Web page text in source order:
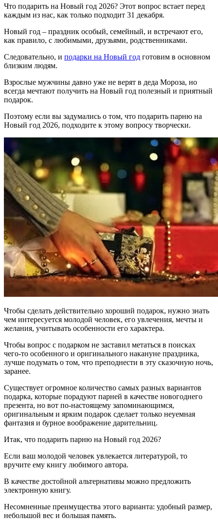
Что подарить на Новый год 2026? Этот вопрос встает перед
каждым из нас, как только подходит 31 декабря.
Новый год – праздник особый, семейный, и встречают его,
как правило, с любимыми, друзьями, родственниками.
Следовательно, и подарки на Новый год готовим в основном
близким людям.
Взрослые мужчины давно уже не верят в деда Мороза, но
всегда мечтают получить на Новый год полезный и приятный
подарок.
Поэтому если вы задумались о том, что подарить парню на
Новый год 2026, подходите к этому вопросу творчески.
Чтобы сделать действительно хороший подарок, нужно знать
чем интересуется молодой человек, его увлечения, мечты и
желания, учитывать особенности его характера.
Чтобы вопрос с подарком не заставил метаться в поисках
чего-то особенного и оригинального накануне праздника,
лучше подумать о том, что преподнести в эту сказочную ночь,
заранее.
Существует огромное количество самых разных вариантов
подарка, которые порадуют парней в качестве новогоднего
презента, но вот по-настоящему запоминающимся,
оригинальным и ярким подарок сделает только неуемная
фантазия и бурное воображение дарительниц.
Итак, что подарить парню на Новый год 2026?
Если ваш молодой человек увлекается литературой, то
вручите ему книгу любимого автора.
В качестве достойной альтернативы можно предложить
электронную книгу.
Несомненные преимущества этого варианта: удобный размер,
небольшой вес и большая память.